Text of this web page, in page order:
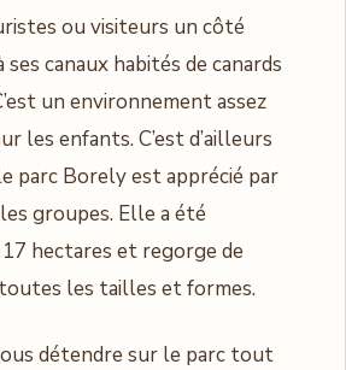
ou visiteurs un côté
canaux habités de canards
un environnement assez
les enfants. C’est d’ailleurs
parc Borely est apprécié par
groupes. Elle a été
hectares et regorge de
les tailles et formes.
détendre sur le parc tout